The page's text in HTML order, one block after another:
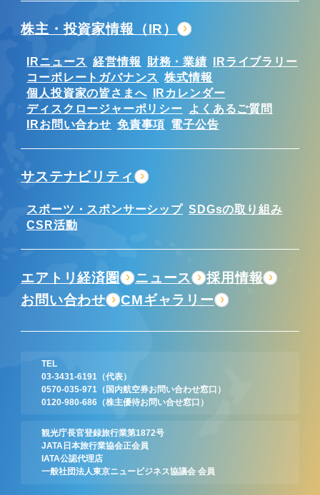
TEL
03-3431-6191
（代表）
0570-035-971
（国内航空券お問い合わせ窓口）
0120-980-686 （株主優待お問い合せ窓口）
観光庁長官登録旅行業第1872号
JATA日本旅行業協会正会員
IATA公認代理店
一般社団法人東京ニュービジネス協議会 会員
株主・投資家情報（IR）
IRニュース 経営情報 財務・業績 IRライブラリー
コーポレートガバナンス 株式情報
個人投資家の皆さまへ IRカレンダー
ディスクロージャーポリシー
よくあるご質問
IRお問い合わせ 免責事項 電子公告
サステナビリティ
スポーツ・スポンサーシップ SDGsの取り組み
CSR活動
エアトリ経済圏 ニュース
採用情報
お問い合わせ
CMギャラリー